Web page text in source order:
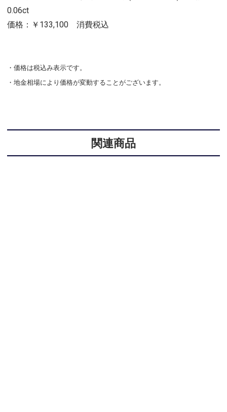
0.06ct
価格：￥133,100 消費税込
・価格は税込み表示です。
・地金相場により価格が変動することがございます。
関連商品